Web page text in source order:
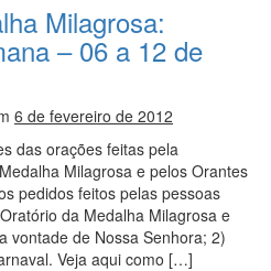
Milagrosa:
– 06 a 12 de
6 de fevereiro de 2012
das orações feitas pela
Milagrosa e pelos Orantes
pedidos feitos pelas pessoas
da Medalha Milagrosa e
vontade de Nossa Senhora; 2)
Veja aqui como […]